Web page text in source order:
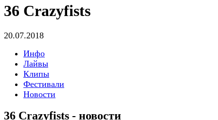
36 Crazyfists
20.07.2018
Инфо
Лайвы
Клипы
Фестивали
Новости
36 Crazyfists - новости